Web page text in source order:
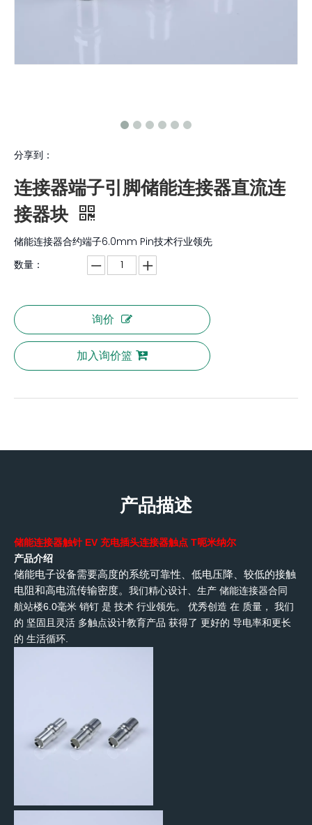
分享到：
连接器端子引脚储能连接器直流连
接器块
储能连接器合约端子6.0mm Pin技术行业领先
数量：
询价
加入询价篮
产品描述
储能连接器触针 EV 充电插头连接器触点 T呃米纳尔
产品介绍
储能电子设备需要高度的系统可靠性、低电压降、较低的接触
电阻和高电流传输密度。 我们精心设计、生产 储能连接器合同
航站楼6.0毫米 销钉 是 技术 行业领先。 优秀创造 在 质量 ， 我们
的 坚固且灵活 多触点设计教育产品 获得了 更好的 导电率和更长
的 生活循环.